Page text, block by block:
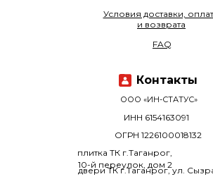
ООО «ИН-СТАТУС»
плитка ТК г.Таганрог,
10-й переулок, дом 2
двери ТК г.Таганрог, ул.
ОГРН 1226100018132
ИНН 6154163091
Условия доставки,
и возврата
FAQ
Контакты